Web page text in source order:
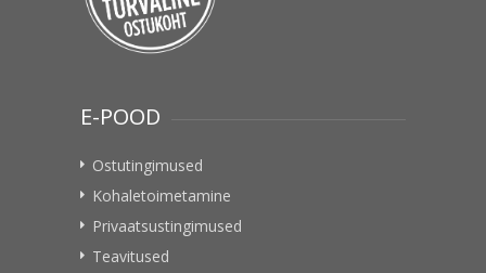
E-POOD
Ostutingimused
Kohaletoimetamine
Privaatsustingimused
Teavitused